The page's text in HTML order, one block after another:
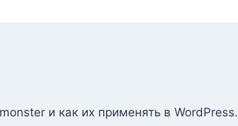
и как их применять в WordPress.